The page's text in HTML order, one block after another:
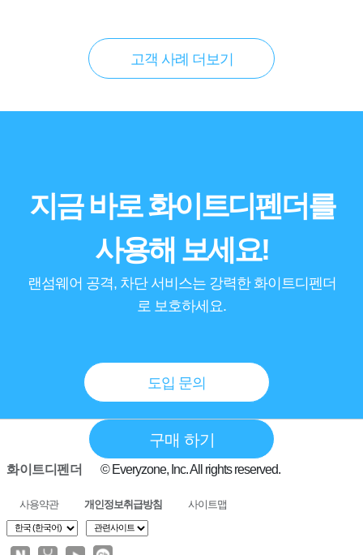
고객 사례 더보기
지금 바로 화이트디펜더를
사용해 보세요!
랜섬웨어 공격, 차단 서비스는 강력한 화이트디펜더
로 보호하세요.
도입 문의
구매 하기
화이트디펜더 © Everyzone, Inc. All rights reserved.
사용약관 개인정보취급방침 사이트맵